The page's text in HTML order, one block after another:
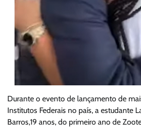
Durante o evento de lançamento de
Institutos Federais no país, a estudante
Barros,19 anos, do primeiro ano de